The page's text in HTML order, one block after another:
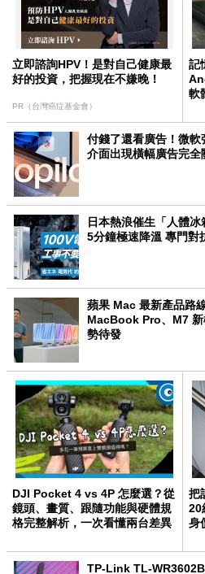
立即諮詢HPV！是對自己健康最
好的投資，把握現在不嫌晚！
PR（台灣癌症基金會）
記
軟
付錢了還看廣告！微
介面出現橫幅廣告完全
日本熱浪催生「人體冰
5分鐘極速降溫 專門對
蘋果 Mac 最新產品路
MacBook Pro、M7
勢待發
DJI Pocket 4 vs 4P 怎麼選？從
鏡頭、畫質、跟隨功能與硬體規
格完整解析，一次看懂兩台差異
把
20
身
TP-Link TL-